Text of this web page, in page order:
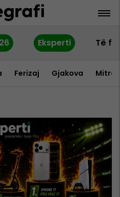
Eksperti Të
Ferizaj Gjakova